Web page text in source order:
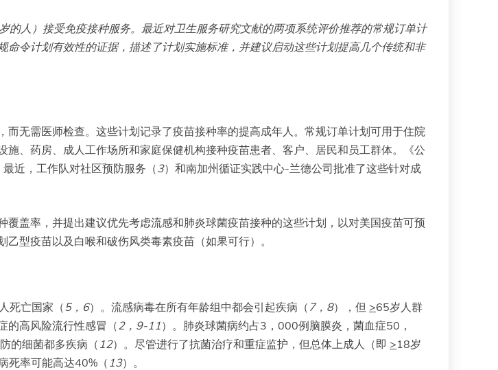
的人）接受免疫接种服务。最近对卫生服务研究文献的两项系统评价推荐的常规订单计
令计划有效性的证据，描述了计划实施标准，并建议启动这些计划提高几个传统和非
无需医师检查。这些计划记录了疫苗接种率的提高成年人。常规订单计划可用于住院
、药房、成人工作场所和家庭保健机构接种疫苗患者、客户、居民和员工群体。《公
最近，工作队对社区预防服务（3）和南加州循证实践中心-兰德公司批准了这些针对成
盖率，并提出建议优先考虑流感和肺炎球菌疫苗接种的这些计划，以对美国疫苗可预
型疫苗以及白喉和破伤风类毒素疫苗（如果可行）。
死亡国家（5， 6）。流感病毒在所有年龄组中都会引起疾病（ 7， 8），但 >65岁人群
的高风险流行性感冒（2， 9-11）。肺炎球菌病约占3，000例脑膜炎，菌血症50，
的细菌都多疾病（ 12）。尽管进行了抗菌治疗和重症监护，但总体上成人（即 >18岁
死率可能高达40%（ 13）。